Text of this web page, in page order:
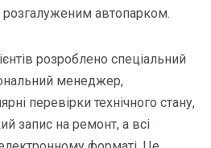
розгалуженим автопарком.
розроблено спеціальний
менеджер,
перевірки технічного стану,
запис на ремонт, а всі